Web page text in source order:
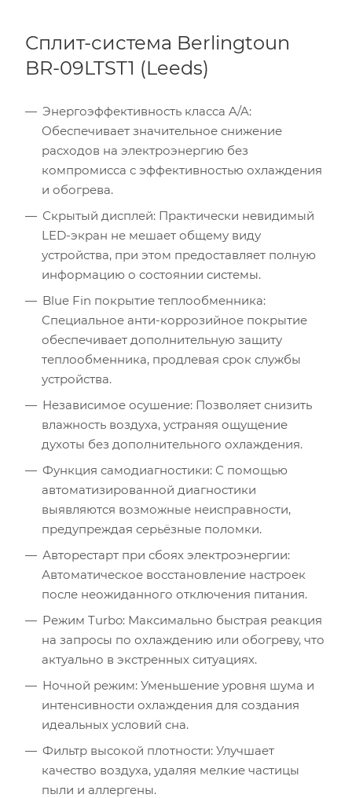
Сплит-система Berlingtoun
BR-09LTST1 (Leeds)
Энергоэффективность класса A/A:
Обеспечивает значительное снижение
расходов на электроэнергию без
компромисса с эффективностью охлаждения
и обогрева.
Скрытый дисплей: Практически невидимый
LED-экран не мешает общему виду
устройства, при этом предоставляет полную
информацию о состоянии системы.
Blue Fin покрытие теплообменника:
Специальное анти-коррозийное покрытие
обеспечивает дополнительную защиту
теплообменника, продлевая срок службы
устройства.
Независимое осушение: Позволяет снизить
влажность воздуха, устраняя ощущение
духоты без дополнительного охлаждения.
Функция самодиагностики: С помощью
автоматизированной диагностики
выявляются возможные неисправности,
предупреждая серьёзные поломки.
Авторестарт при сбоях электроэнергии:
Автоматическое восстановление настроек
после неожиданного отключения питания.
Режим Turbo: Максимально быстрая реакция
на запросы по охлаждению или обогреву, что
актуально в экстренных ситуациях.
Ночной режим: Уменьшение уровня шума и
интенсивности охлаждения для создания
идеальных условий сна.
Фильтр высокой плотности: Улучшает
качество воздуха, удаляя мелкие частицы
пыли и аллергены.
Площадь помещения (кв.м)
Инсоляция (степень освещенности солнцем)
Количество телевизоров
Мощность остальной бытовой техники, Вт
Расчётная мощность охлаждения: 2.53 кВт
Рекомендуемый диапазон мощности:
2.91кВт